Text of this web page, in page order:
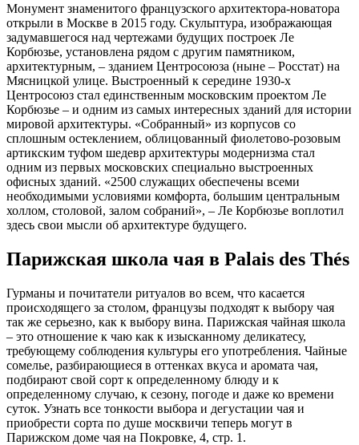
Монумент знаменитого французского архитектора-новатора
открыли в Москве в 2015 году. Скульптура, изображающая
задумавшегося над чертежами будущих построек Ле
Корбюзье, установлена рядом с другим памятником,
архитектурным, – зданием Центросоюза (ныне – Росстат) на
Мясницкой улице. Выстроенный к середине 1930-х
Центросоюз стал единственным московским проектом Ле
Корбюзье – и одним из самых интересных зданий для истории
мировой архитектуры. «Собранный» из корпусов со
сплошным остеклением, облицованный фиолетово-розовым
артикским туфом шедевр архитектуры модернизма стал
одним из первых московских специально выстроенных
офисных зданий. «2500 служащих обеспечены всеми
необходимыми условиями комфорта, большим центральным
холлом, столовой, залом собраний», – Ле Корбюзье воплотил
здесь свои мысли об архитектуре будущего.
Парижская школа чая в Palais des Thés
Гурманы и почитатели ритуалов во всем, что касается
происходящего за столом, французы подходят к выбору чая
так же серьезно, как к выбору вина. Парижская чайная школа
– это отношение к чаю как к изысканному деликатесу,
требующему соблюдения культуры его употребления. Чайные
сомелье, разбирающиеся в оттенках вкуса и аромата чая,
подбирают свой сорт к определенному блюду и к
определенному случаю, к сезону, погоде и даже ко времени
суток. Узнать все тонкости выбора и дегустации чая и
приобрести сорта по душе москвичи теперь могут в
Парижском доме чая на Покровке, 4, стр. 1.